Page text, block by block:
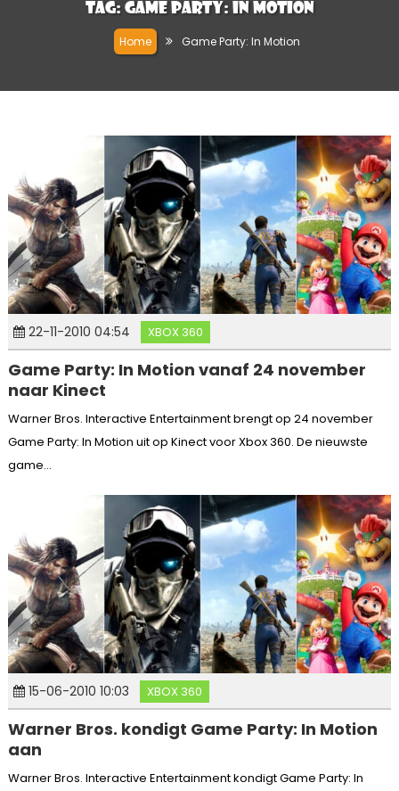
Tag: Game Party: In Motion
Home Game Party: In Motion
22-11-2010 04:54 XBOX 360
Game Party: In Motion vanaf 24 november
naar Kinect
Warner Bros. Interactive Entertainment brengt op 24 november
Game Party: In Motion uit op Kinect voor Xbox 360. De nieuwste
game...
15-06-2010 10:03 XBOX 360
Warner Bros. kondigt Game Party: In Motion
aan
Warner Bros. Interactive Entertainment kondigt Game Party: In